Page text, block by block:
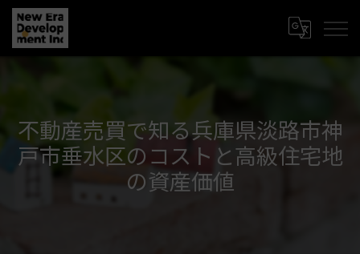
不動産売買で知る兵庫県淡路市神
戸市垂水区のコストと高級住宅地
の資産価値